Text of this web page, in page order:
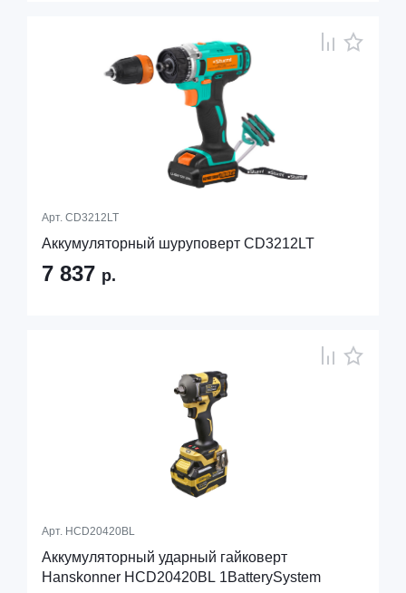
Арт. CD3212LT
Аккумуляторный шуруповерт CD3212LT
7 837 р.
Арт. HCD20420BL
Аккумуляторный ударный гайковерт
Hanskonner HCD20420BL 1BatterySystem